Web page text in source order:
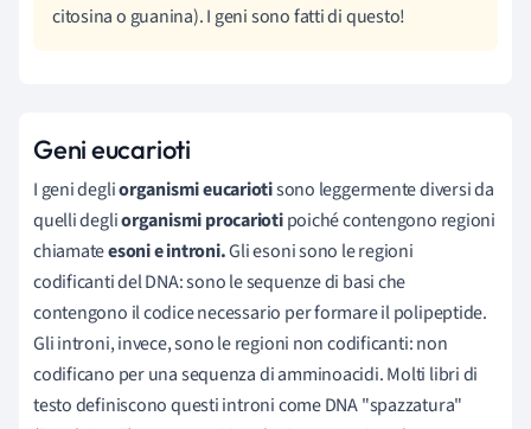
citosina o guanina). I geni sono fatti di questo!
Geni eucarioti
I geni degliorganismi eucariotisono leggermente diversi da
quelli degliorganismi procariotipoiché contengono regioni
chiamateesoni e introni.Gli esoni sono le regioni
codificanti del DNA: sono le sequenze di basi che
contengono il codice necessario per formare il polipeptide.
Gli introni, invece, sono le regioni non codificanti: non
codificano per una sequenza di amminoacidi. Molti libri di
testo definiscono questi introni come DNA "spazzatura"